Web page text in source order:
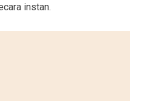
instan.